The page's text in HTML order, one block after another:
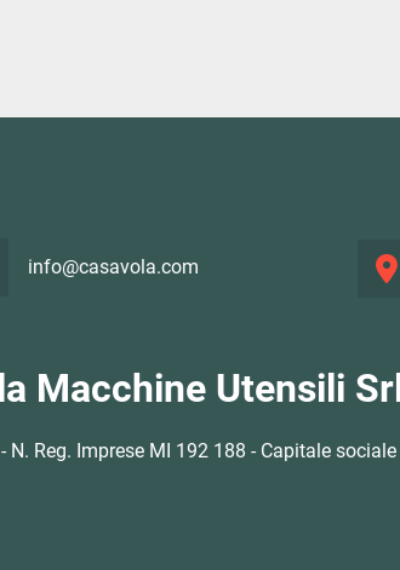
info@casavola.com
Macchine Utensili
N. Reg. Imprese MI 192 188 - Capitale